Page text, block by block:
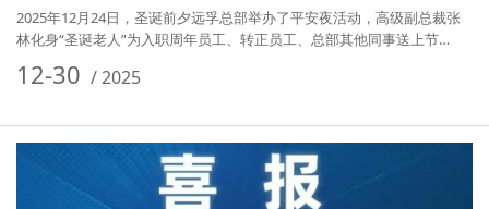
2025年12月24日，圣诞前夕远孚总部举办了平安夜活动，高级副总裁张
林化身“圣诞老人”为入职周年员工、转正员工、总部其他同事送上节…
12-30 /2025